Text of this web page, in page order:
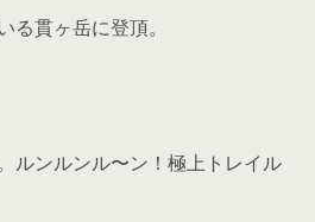
る貫ヶ岳に登頂。
ルンルンル〜ン！極上トレイル